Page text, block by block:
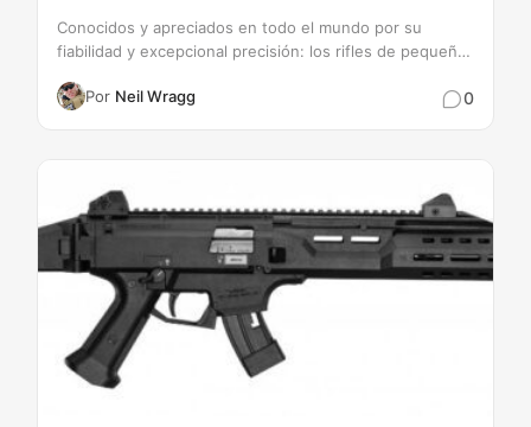
Por Neil Wragg
Conocidos y apreciados en todo el mundo por su
fiabilidad y excepcional precisión: los rifles de pequeño
que esta acción de cañón de pequeño calibre haya
0